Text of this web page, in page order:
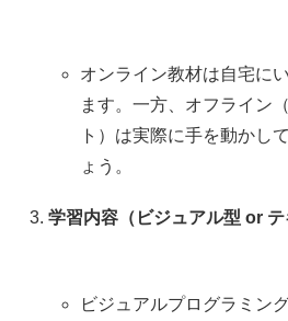
オンライン教材は自宅に
ます。一方、オフライン
ト）は実際に手を動かし
ょう。
学習内容（ビジュアル型 or テ
ビジュアルプログラミン